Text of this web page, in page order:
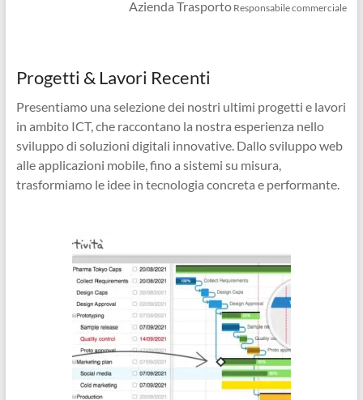
Azienda Trasporto Responsabile commerciale
Progetti & Lavori Recenti
Presentiamo una selezione dei nostri ultimi progetti e lavori
in ambito ICT, che raccontano la nostra esperienza nello
sviluppo di soluzioni digitali innovative. Dallo sviluppo web
alle applicazioni mobile, fino a sistemi su misura,
trasformiamo le idee in tecnologia concreta e performante.